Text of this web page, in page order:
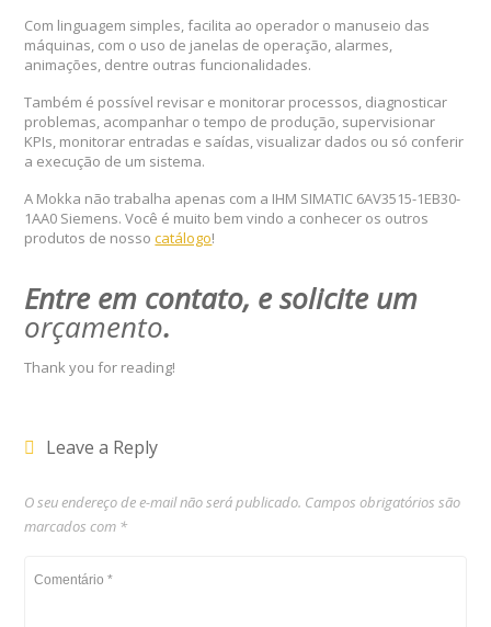
Com linguagem simples, facilita ao operador o manuseio das
máquinas, com o uso de janelas de operação, alarmes,
animações, dentre outras funcionalidades.
Também é possível revisar e monitorar processos, diagnosticar
problemas, acompanhar o tempo de produção, supervisionar
KPIs, monitorar entradas e saídas, visualizar dados ou só conferir
a execução de um sistema.
A Mokka não trabalha apenas com a IHM SIMATIC 6AV3515-1EB30-
1AA0 Siemens. Você é muito bem vindo a conhecer os outros
produtos de nossocatálogo!
Entre em contato, e solicite um
orçamento.
Thank you for reading!
Leave a Reply
O seu endereço de e-mail não será publicado. Campos obrigatórios são
marcados com *